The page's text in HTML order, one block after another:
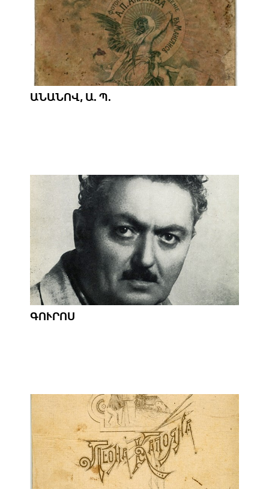
ԱՆԱՆՈՎ, Ա. Պ.
ԳՈՒՐՈՍ